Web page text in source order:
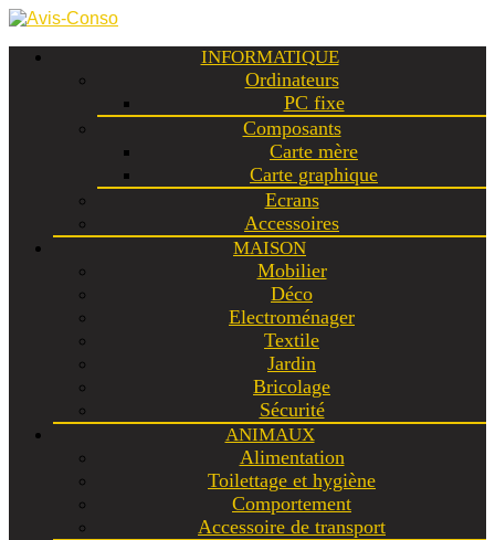
INFORMATIQUE
Ordinateurs
PC fixe
Composants
Carte mère
Carte graphique
Ecrans
Accessoires
MAISON
Mobilier
Déco
Electroménager
Textile
Jardin
Bricolage
Sécurité
ANIMAUX
Alimentation
Toilettage et hygiène
Comportement
Accessoire de transport